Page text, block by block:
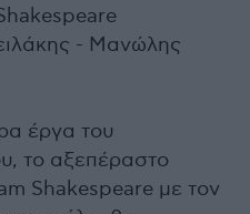
- Μανώλης
έργα του
το αξεπέραστο
Shakespeare με τον